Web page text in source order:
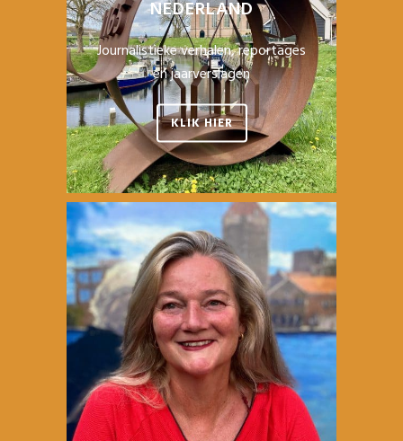
NEDERLAND
Journalistieke verhalen, reportages
en jaarverslagen
KLIK HIER